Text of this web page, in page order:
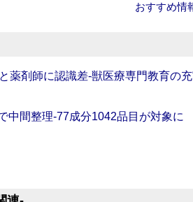
おすすめ情
薬剤師に認識差‐獣医療専門教育の
中間整理‐77成分1042品目が対象に